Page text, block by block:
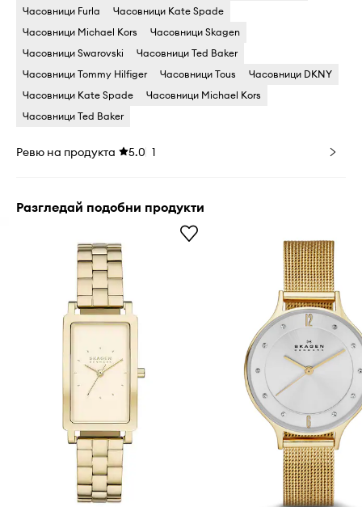
Часовници Furla
Часовници Kate Spade
Часовници Michael Kors
Часовници Skagen
Часовници Swarovski
Часовници Ted Baker
Часовници Tommy Hilfiger
Часовници Tous
Часовници DKNY
Часовници Kate Spade
Часовници Michael Kors
Часовници Ted Baker
Ревю на продукта 5.0 1
Разгледай подобни продукти